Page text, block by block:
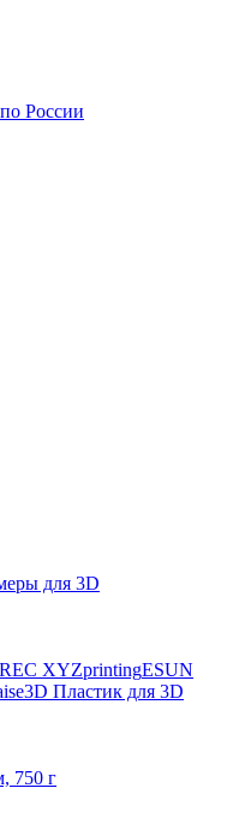
России
для 3D
REC XYZprintingESUN
Пластик для 3D